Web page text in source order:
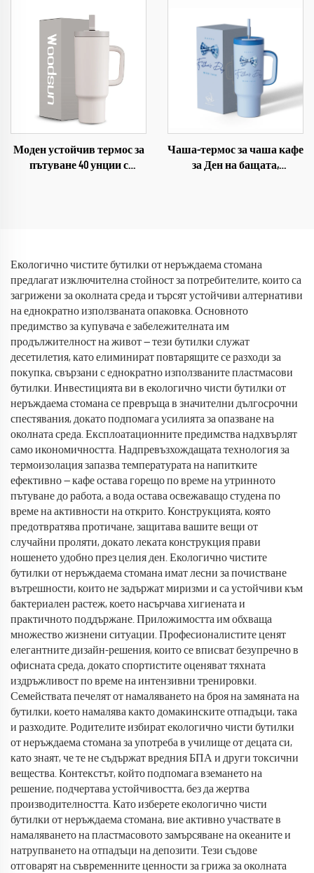
Прайд парада
зала
Моден устойчив термос за
пътуване 40 унции с
Чаша-термос за чаша кафе
за Ден на бащата,
Екологично чистите бутилки от неръждаема стомана
предлагат изключителна стойност за потребителите, които са
загрижени за околната среда и търсят устойчиви алтернативи
на еднократно използваната опаковка. Основното
предимство за купувача е забележителната им
продължителност на живот — тези бутилки служат
десетилетия, като елиминират повтарящите се разходи за
покупка, свързани с еднократно използваните пластмасови
бутилки. Инвестицията ви в екологично чисти бутилки от
неръждаема стомана се превръща в значителни дългосрочни
спестявания, докато подпомага усилията за опазване на
околната среда. Експлоатационните предимства надхвърлят
само икономичността. Надпревъзхождащата технология за
термоизолация запазва температурата на напитките
ефективно — кафе остава горещо по време на утринното
пътуване до работа, а вода остава освежаващо студена по
време на активности на открито. Конструкцията, която
предотвратява протичане, защитава вашите вещи от
случайни проляти, докато леката конструкция прави
ношенето удобно през целия ден. Екологично чистите
бутилки от неръждаема стомана имат лесни за почистване
вътрешности, които не задържат миризми и са устойчиви към
бактериален растеж, което насърчава хигиената и
практичното поддържане. Приложимостта им обхваща
множество жизнени ситуации. Професионалистите ценят
елегантните дизайн-решения, които се вписват безупречно в
офисната среда, докато спортистите оценяват тяхната
издръжливост по време на интензивни тренировки.
Семействата печелят от намаляването на броя на замяната на
бутилки, което намалява както домакинските отпадъци, така
и разходите. Родителите избират екологично чисти бутилки
от неръждаема стомана за употреба в училище от децата си,
като знаят, че те не съдържат вредния БПА и други токсични
вещества. Контекстът, който подпомага вземането на
решение, подчертава устойчивостта, без да жертва
производителността. Като изберете екологично чисти
бутилки от неръждаема стомана, вие активно участвате в
намаляването на пластмасовото замърсяване на океаните и
натрупването на отпадъци на депозити. Тези съдове
отговарят на съвременните ценности за грижа за околната